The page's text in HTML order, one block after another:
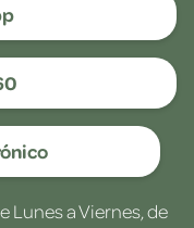
a Viernes, de